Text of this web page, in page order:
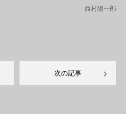
西村陽一郎
次の記事